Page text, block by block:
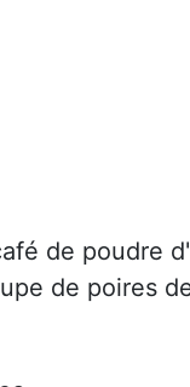
de poudre
de poires